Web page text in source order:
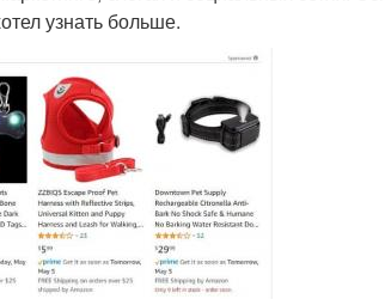
узнать больше.